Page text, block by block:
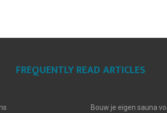
FREQUENTLY READ ARTICLES
Bouw je eigen sauna